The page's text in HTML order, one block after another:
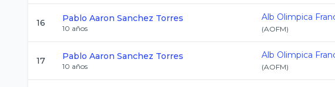
16 Pablo Aaron Sanchez Torres
10 años
Alb Olimpica
(AOFM)
17 Pablo Aaron Sanchez Torres
10 años
Alb Olimpica
(AOFM)